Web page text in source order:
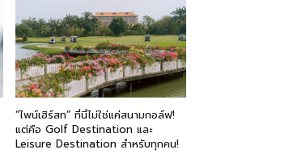
“ไพน์เฮิร์สท” ที่นี่ไม่ใช่แค่สนามกอล์ฟ!
แต่คือ Golf Destination และ
Leisure Destination สำหรับทุกคน!